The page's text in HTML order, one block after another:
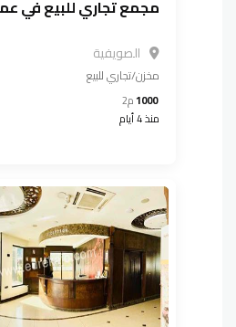
مجمع تجاري للبيع في
الصويفية
مخزن/تجاريللبيع
1000م2
منذ 4 أيام